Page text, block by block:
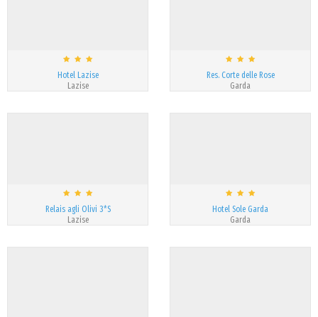
Hotel Lazise
Lazise
Res. Corte delle Rose
Garda
Relais agli Olivi 3*S
Lazise
Hotel Sole Garda
Garda